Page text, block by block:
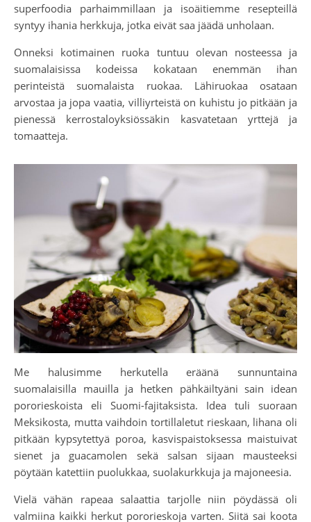
superfoodia parhaimmillaan ja isoäitiemme resepteillä
syntyy ihania herkkuja, jotka eivät saa jäädä unholaan.
Onneksi kotimainen ruoka tuntuu olevan nosteessa ja
suomalaisissa kodeissa kokataan enemmän ihan
perinteistä suomalaista ruokaa. Lähiruokaa osataan
arvostaa ja jopa vaatia, villiyrteistä on kuhistu jo pitkään ja
pienessä kerrostaloyksiössäkin kasvatetaan yrttejä ja
tomaatteja.
Me halusimme herkutella eräänä sunnuntaina
suomalaisilla mauilla ja hetken pähkäiltyäni sain idean
pororieskoista eli Suomi-fajitaksista. Idea tuli suoraan
Meksikosta, mutta vaihdoin tortillaletut rieskaan, lihana oli
pitkään kypsytettyä poroa, kasvispaistoksessa maistuivat
sienet ja guacamolen sekä salsan sijaan mausteeksi
pöytään katettiin puolukkaa, suolakurkkuja ja majoneesia.
Vielä vähän rapeaa salaattia tarjolle niin pöydässä oli
valmiina kaikki herkut pororieskoja varten. Siitä sai koota